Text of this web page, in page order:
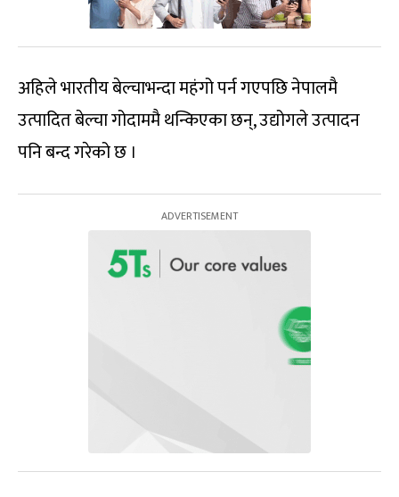
अहिले भारतीय बेल्चाभन्दा महंगो पर्न गएपछि नेपालमै
उत्पादित बेल्चा गोदाममै थन्किएका छन्, उद्योगले उत्पादन
पनि बन्द गरेको छ ।